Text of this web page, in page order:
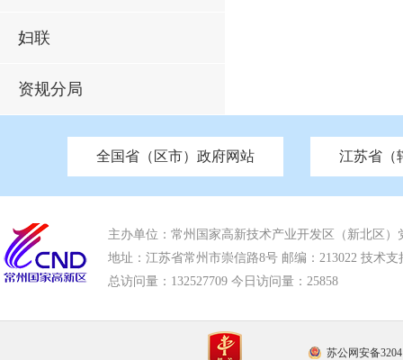
妇联
资规分局
全国省（区市）政府网站
北京 天津 重庆 河南 河北 山西
江苏省（
中国江苏 南京市政府 苏州市政府 无锡
市发改委 市工信局 市教育局 市科技局 市
市应急管理局 市审计局 市外事办 市生态
主办单位：常州国家高新技术产业开发区（新北区）
地址：江苏省常州市崇信路8号 邮编：213022 技术支
总访问量： 132527709 今日访问量： 25858
苏公网安备